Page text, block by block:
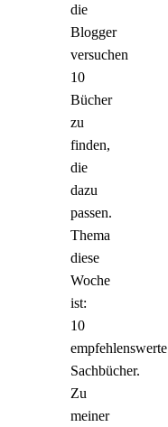
die
Blogger
versuchen
10
Bücher
zu
finden,
die
dazu
passen.
Thema
diese
Woche
ist:
10
empfehlenswerte
Sachbücher.
Zu
meiner